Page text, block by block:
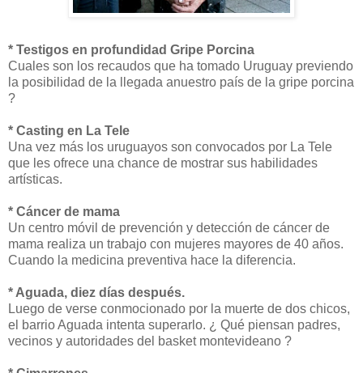
* Testigos en profundidad Gripe Porcina
Cuales son los recaudos que ha tomado Uruguay previendo
la posibilidad de la llegada anuestro país de la gripe porcina
?
* Casting en La Tele
Una vez más los uruguayos son convocados por La Tele
que les ofrece una chance de mostrar sus habilidades
artísticas.
* Cáncer de mama
Un centro móvil de prevención y detección de cáncer de
mama realiza un trabajo con mujeres mayores de 40 años.
Cuando la medicina preventiva hace la diferencia.
* Aguada, diez días después.
Luego de verse conmocionado por la muerte de dos chicos,
el barrio Aguada intenta superarlo. ¿ Qué piensan padres,
vecinos y autoridades del basket montevideano ?